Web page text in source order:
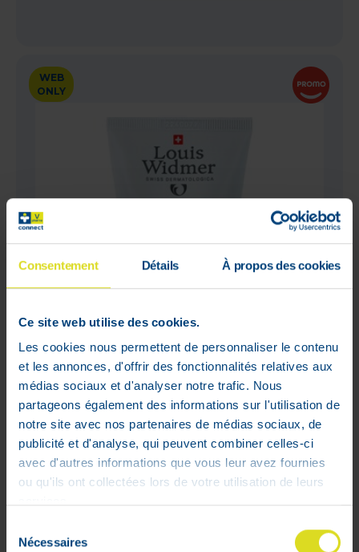
Consentement Détails À propos des cookies
Ce site web utilise des cookies.
Les cookies nous permettent de personnaliser le contenu
et les annonces, d'offrir des fonctionnalités relatives aux
médias sociaux et d'analyser notre trafic. Nous
partageons également des informations sur l'utilisation de
notre site avec nos partenaires de médias sociaux, de
publicité et d'analyse, qui peuvent combiner celles-ci
avec d'autres informations que vous leur avez fournies
ou qu'ils ont collectées lors de votre utilisation de leurs
Nécessaires
WEB
ONLY
Widmer Baume Mains UV10 Avec
Parfum 50 ml
Prix public conseillé
:11,50€
9,20€
Hors stock
M'avertir du retour